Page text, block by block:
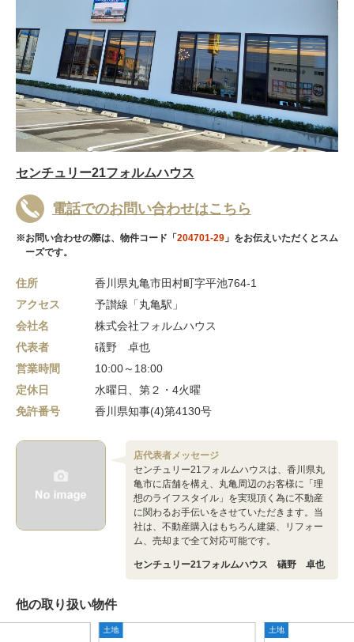
センチュリー21フォルムハウス
電話でのお問い合わせはこちら
※お問い合わせの際は、物件コード「 204701-29 」をお伝えいただくとスム
ーズです。
住所
香川県丸亀市田村町字平池764-1
アクセス
予讃線「丸亀駅」
会社名
株式会社フォルムハウス
代表者
礒野 卓也
営業時間
10:00～18:00
定休日
水曜日、第２・4火曜
免許番号
香川県知事(4)第4130号
店代表者メッセージ
センチュリー21フォルムハウスは、香川県丸
亀市に店舗を構え、丸亀周辺のお客様に「理
想のライフスタイル」を実現頂く為に不動産
に関わるお手伝いをさせていただきます。当
社は、不動産購入はもちろん建築、リフォー
ム、売却まで全て対応可能です。
センチュリー21フォルムハウス 礒野 卓也
他の取り扱い物件
土地 土地